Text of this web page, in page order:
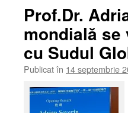
Prof.Dr.
mondială
cu Sudul
Publicat în 14 septembrie